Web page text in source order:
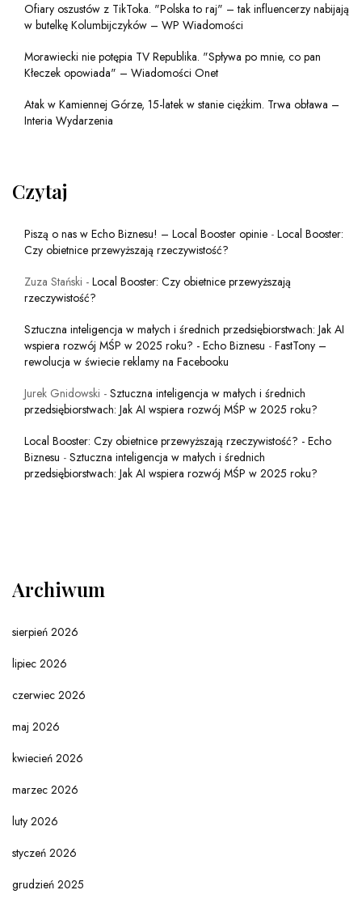
Ofiary oszustów z TikToka. "Polska to raj" – tak influencerzy nabijają
w butelkę Kolumbijczyków – WP Wiadomości
Morawiecki nie potępia TV Republika. "Spływa po mnie, co pan
Kłeczek opowiada" – Wiadomości Onet
Atak w Kamiennej Górze, 15-latek w stanie ciężkim. Trwa obława –
Interia Wydarzenia
Czytaj
Piszą o nas w Echo Biznesu! – Local Booster opinie - Local Booster:
Czy obietnice przewyższają rzeczywistość?
Zuza Stański - Local Booster: Czy obietnice przewyższają
rzeczywistość?
Sztuczna inteligencja w małych i średnich przedsiębiorstwach: Jak AI
wspiera rozwój MŚP w 2025 roku? - Echo Biznesu - FastTony –
rewolucja w świecie reklamy na Facebooku
Jurek Gnidowski - Sztuczna inteligencja w małych i średnich
przedsiębiorstwach: Jak AI wspiera rozwój MŚP w 2025 roku?
Local Booster: Czy obietnice przewyższają rzeczywistość? - Echo
Biznesu - Sztuczna inteligencja w małych i średnich
przedsiębiorstwach: Jak AI wspiera rozwój MŚP w 2025 roku?
Archiwum
sierpień 2026
lipiec 2026
czerwiec 2026
maj 2026
kwiecień 2026
marzec 2026
luty 2026
styczeń 2026
grudzień 2025